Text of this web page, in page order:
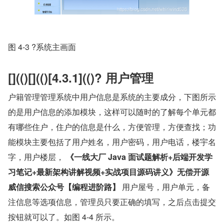
图 4-3 ?系统主画面
[](()[](()[4.3.1](()? 用户管理
户籍管理管理系统中用户信息是系统的主要成分，下图所示
的是用户信息的添加模块，这样可以随时的了解每个单元都
有哪些住户，住户的信息是什么，方便管理，方便查找；功
能模块主要包括了用户姓名，用户密码，用户电话，楼宇名
字，用户楼层，
《一线大厂 Java 面试题解析+后端开发学
习笔记+最新架构讲解视频+实战项目源码讲义》无偿开源
威信搜索公众号【编程进阶路】
用户屋号，用户单元，备
注信息等选项信息，管理员只要正确的填写，之后点击提交
按钮就可以了。如图 4-4 所示。